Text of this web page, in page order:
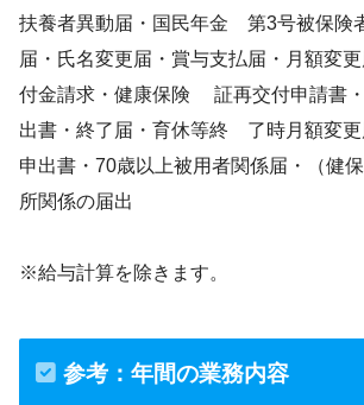
扶養者異動届・国民年金 第3号被保
届・氏名変更届・賞与支払届・月額変
付金請求・健康保険 証再交付申請書
出書・終了届・育休等終 了時月額変
申出書・70歳以上被用者関係届・（健
所関係の届出
※給与計算を除きます。
参考：年間の業務内容